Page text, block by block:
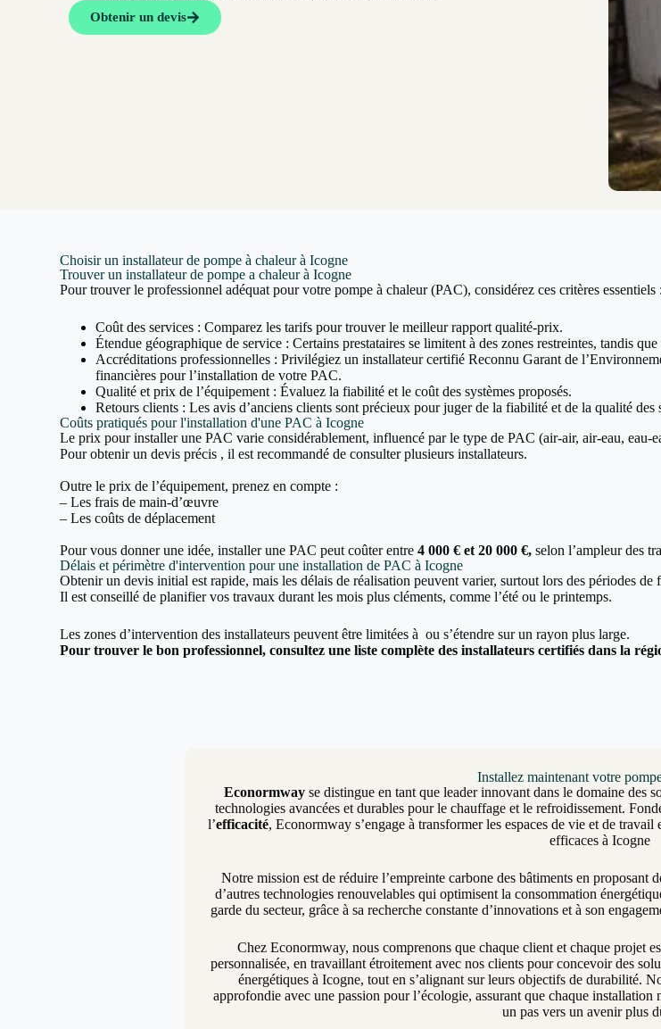
Obtenir un devis
Choisir un installateur de pompe à chaleur à Icogne
Trouver un installateur de pompe a chaleur à Icogne
Pour trouver le professionnel adéquat pour votre pompe à chaleur (PAC), considérez ces critères essentiels :
Coût des services : Comparez les tarifs pour trouver le meilleur rapport qualité-prix.
Étendue géographique de service : Certains prestataires se limitent à des zones restreintes, tandis
Accréditations professionnelles : Privilégiez un installateur certifié Reconnu Garant de
financières pour l’installation de votre PAC.
Qualité et prix de l’équipement : Évaluez la fiabilité et le coût des systèmes proposés.
Retours clients : Les avis d’anciens clients sont précieux pour juger de la fiabilité et de la qualité des
Coûts pratiqués pour l'installation d'une PAC à Icogne
Le prix pour installer une PAC varie considérablement, influencé par le type de PAC (air-air, air-eau, eau-
Pour obtenir un devis précis , il est recommandé de consulter plusieurs installateurs.
Outre le prix de l’équipement, prenez en compte :
– Les frais de main-d’œuvre
– Les coûts de déplacement
Pour vous donner une idée, installer une PAC peut coûter entre4 000 € et 20 000 €, selon l’ampleur des
Délais et périmètre d'intervention pour une installation de PAC à Icogne
Obtenir un devis initial est rapide, mais les délais de réalisation peuvent varier, surtout lors des périodes de
Il est conseillé de planifier vos travaux durant les mois plus cléments, comme l’été ou le printemps.
Les zones d’intervention des installateurs peuvent être limitées à ou s’étendre sur un rayon plus large.
Pour trouver le bon professionnel, consultez une liste complète des installateurs certifiés dans la
Installez maintenant votre
Econormwayse distingue en tant que leader innovant dans le domaine des
technologies avancées et durables pour le chauffage et le refroidissement.
l’efficacité, Econormway s’engage à transformer les espaces de vie et de
efficaces à Icogne
Notre mission est de réduire l’empreinte carbone des bâtiments en proposant
d’autres technologies renouvelables qui optimisent la consommation
garde du secteur, grâce à sa recherche constante d’innovations et à son
Chez Econormway, nous comprenons que chaque client et chaque projet
personnalisée, en travaillant étroitement avec nos clients pour concevoir des
énergétiques à Icogne, tout en s’alignant sur leurs objectifs de durabilité.
approfondie avec une passion pour l’écologie, assurant que chaque installation
un pas vers un avenir plus